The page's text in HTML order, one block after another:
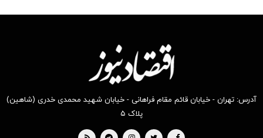
آدرس: تهران - خیابان قائم مقام فراهانی - خیابان شهید محمدی خدری (شاهین)
پلاک ۵